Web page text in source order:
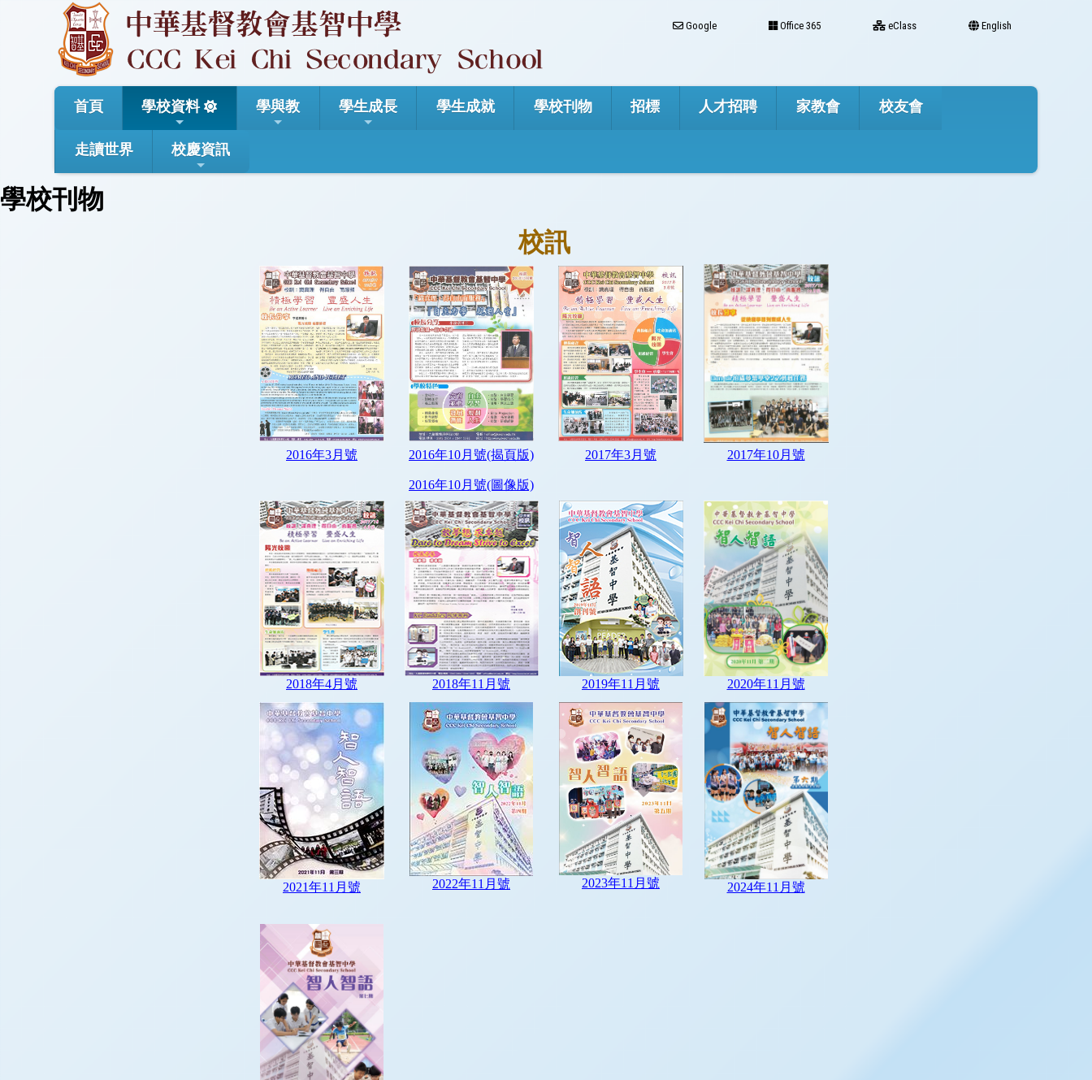
Google Office 365 eClass English
首頁 學校資料 學與教 學生成長 學生成就 學校刊物 招標 人才招聘 家教會 校友會
走讀世界 校慶資訊
學校刊物